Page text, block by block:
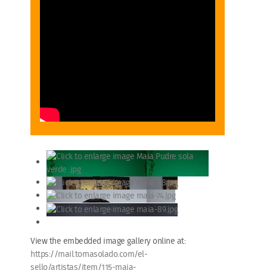
View the embedded image gallery online at:
https://mail.tornasolado.com/el-